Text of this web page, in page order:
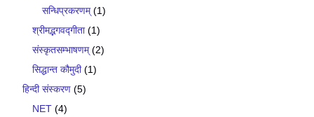
सन्धिप्रकरणम्(1)
श्रीमद्भगवद्गीता(1)
संस्कृतसम्भाषणम्(2)
सिद्धान्त कौमुदी(1)
हिन्दी संस्करण (5)
NET (4)